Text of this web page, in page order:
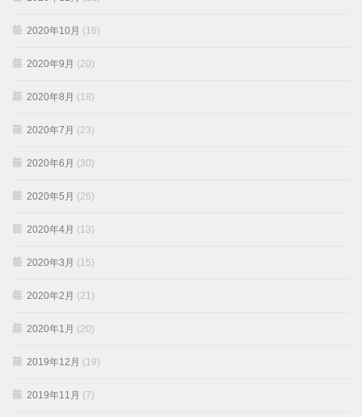
2020年10月 (16)
2020年9月 (20)
2020年8月 (18)
2020年7月 (23)
2020年6月 (30)
2020年5月 (26)
2020年4月 (13)
2020年3月 (15)
2020年2月 (21)
2020年1月 (20)
2019年12月 (19)
2019年11月 (7)